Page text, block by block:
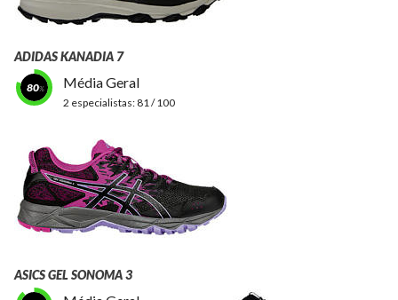
ADIDAS KANADIA 7
80 Média Geral
2 especialistas: 81 / 100
ASICS GEL SONOMA 3